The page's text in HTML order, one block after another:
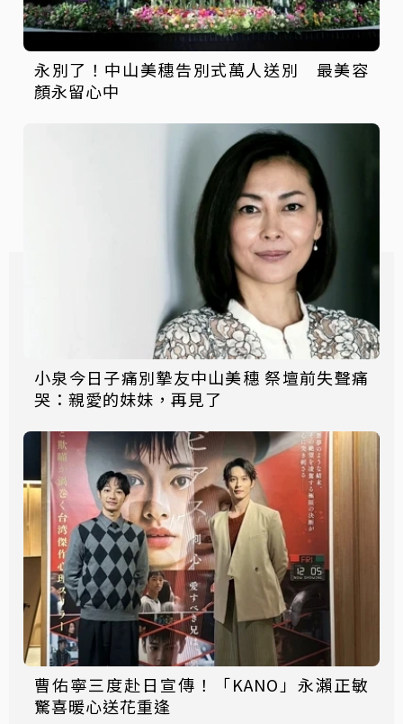
永別了！中山美穗告別式萬人送別 最美容
顏永留心中
小泉今日子痛別摯友中山美穗 祭壇前失聲痛
哭：親愛的妹妹，再見了
曹佑寧三度赴日宣傳！「KANO」永瀨正敏
驚喜暖心送花重逢